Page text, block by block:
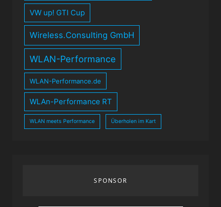
VW up! GTI Cup
Wireless.Consulting GmbH
WLAN-Performance
WLAN-Performance.de
WLAn-Performance RT
WLAN meets Performance Überholen im Kart
SPONSOR